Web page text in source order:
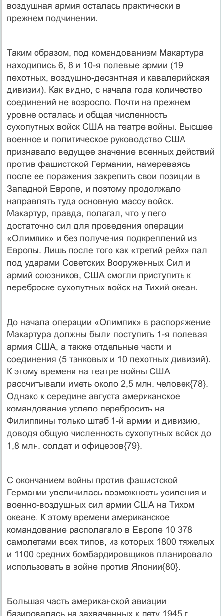
воздушная армия осталась практически в
прежнем подчинении.
Таким образом, под командованием Макартура
находились 6, 8 и 10-я полевые армии (19
пехотных, воздушно-десантная и кавалерийская
дивизии). Как видно, с начала года количество
соединений не возросло. Почти на прежнем
уровне осталась и общая численность
сухопутных войск США на театре войны. Высшее
военное и политическое руководство США
признавало ведущее значение военных действий
против фашистской Германии, намереваясь
после ее поражения закрепить свои позиции в
Западной Европе, и поэтому продолжало
направлять туда основную массу войск.
Макартур, правда, полагал, что у пего
достаточно сил для проведения операции
«Олимпик» и без получения подкреплений из
Европы. Лишь после того как «третий рейх» пал
под ударами Советских Вооруженных Сил и
армий союзников, США смогли приступить к
переброске сухопутных войск на Тихий океан.
До начала операции «Олимпик» в распоряжение
Макартура должны были поступить 1-я полевая
армия США, а также отдельные части и
соединения (5 танковых и 10 пехотных дивизий).
К этому времени на театре войны США
рассчитывали иметь около 2,5 млн. человек{78}.
Однако к середине августа американское
командование успело перебросить на
Филиппины только штаб 1-й армии и дивизию,
доводя общую численность сухопутных войск до
1,8 млн. солдат и офицеров{79}.
С окончанием войны против фашистской
Германии увеличилась возможность усиления и
военно-воздушных сил армии США на Тихом
океане. К этому времени американское
командование располагало в Европе 10 378
самолетами всех типов, из которых 1800 тяжелых
и 1100 средних бомбардировщиков планировало
использовать в войне против Японии{80}.
Большая часть американской авиации
базировалась на захваченных к лету 1945 г.